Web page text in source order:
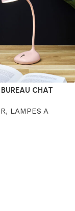
CHAT
, LAMPES A